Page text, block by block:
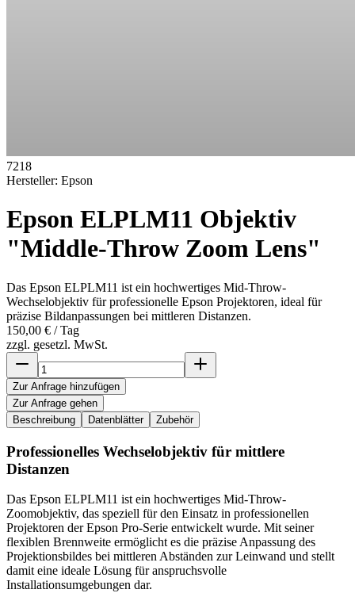
7218
Hersteller: Epson
Epson ELPLM11 Objektiv
"Middle-Throw Zoom Lens"
Das Epson ELPLM11 ist ein hochwertiges Mid-Throw-
Wechselobjektiv für professionelle Epson Projektoren, ideal für
präzise Bildanpassungen bei mittleren Distanzen.
150,00 € / Tag
zzgl. gesetzl. MwSt.
Zur Anfrage hinzufügen
Zur Anfrage gehen
Beschreibung
Datenblätter Zubehör
Professionelles Wechselobjektiv für mittlere
Distanzen
Das Epson ELPLM11 ist ein hochwertiges Mid-Throw-
Zoomobjektiv, das speziell für den Einsatz in professionellen
Projektoren der Epson Pro-Serie entwickelt wurde. Mit seiner
flexiblen Brennweite ermöglicht es die präzise Anpassung des
Projektionsbildes bei mittleren Abständen zur Leinwand und stellt
damit eine ideale Lösung für anspruchsvolle
Installationsumgebungen dar.